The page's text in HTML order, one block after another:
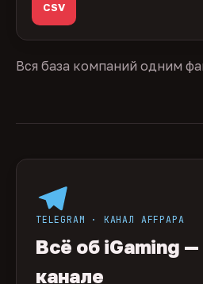
CSV
Вся база компаний одним
TELEGRAM · КАНАЛ AFFPAPA
Всё об iGaming
канале